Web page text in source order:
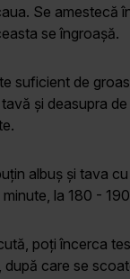
Se amestecă
se îngroașă.
suficient de
și deasupra
albuș și tava
la 180 -
poți încerca
după care se